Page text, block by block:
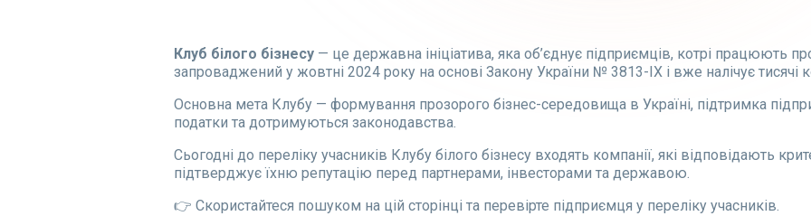
Клуб білого бізнесу — це державна ініціатива, яка об’єднує підприємців, котрі працюють
запроваджений у жовтні 2024 року на основі Закону України № 3813-ІХ і вже налічує тисячі
Основна мета Клубу — формування прозорого бізнес-середовища в Україні, підтримка
податки та дотримуються законодавства.
Сьогодні до переліку учасників Клубу білого бізнесу входять компанії, які відповідають
підтверджує їхню репутацію перед партнерами, інвесторами та державою.
👉 Скористайтеся пошуком на цій сторінці та перевірте підприємця у переліку учасників.